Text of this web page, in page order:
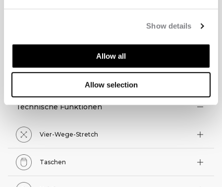
Show details
Allow all
Allow selection
TECHNISCHE ASPEKTE
Technische Funktionen
Vier-Wege-Stretch
Taschen